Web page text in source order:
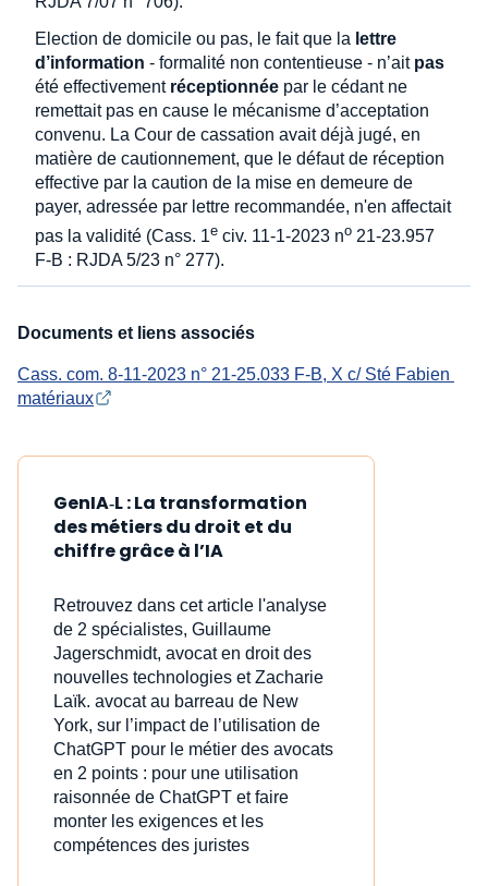
Election de domicile ou pas, le fait que la lettre
d’information - formalité non contentieuse - n’ait pas
été effectivement réceptionnée par le cédant ne
remettait pas en cause le mécanisme d’acceptation
convenu. La Cour de cassation avait déjà jugé, en
matière de cautionnement, que le défaut de réception
effective par la caution de la mise en demeure de
payer, adressée par lettre recommandée, n'en affectait
pas la validité (Cass. 1e civ. 11-1-2023 no 21-23.957
F-B : RJDA 5/23 n° 277).
Documents et liens associés
Cass. com. 8-11-2023 n° 21-25.033 F-B, X c/ Sté Fabien
matériaux
GenIA‑L : La transformation
des métiers du droit et du
chiffre grâce à l’IA
Retrouvez dans cet article l'analyse
de 2 spécialistes, Guillaume
Jagerschmidt, avocat en droit des
nouvelles technologies et Zacharie
Laïk. avocat au barreau de New
York, sur l’impact de l’utilisation de
ChatGPT pour le métier des avocats
en 2 points : pour une utilisation
raisonnée de ChatGPT et faire
monter les exigences et les
compétences des juristes